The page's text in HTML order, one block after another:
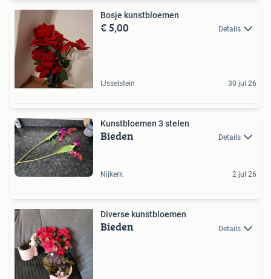
Bosje kunstbloemen
€ 5,00 Details
IJsselstein 30 jul 26
Kunstbloemen 3 stelen
Bieden Details
Nijkerk 2 jul 26
Diverse kunstbloemen
Bieden Details